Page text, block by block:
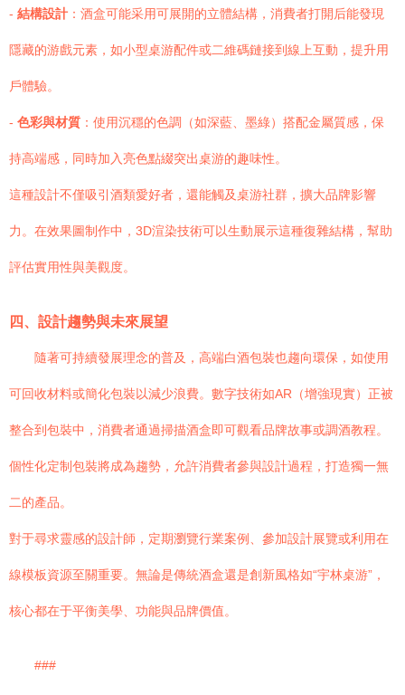
- 結構設計 ：酒盒可能采用可展開的立體結構，消費者打開后能發現
隱藏的游戲元素，如小型桌游配件或二維碼鏈接到線上互動，提升用
戶體驗。
- 色彩與材質 ：使用沉穩的色調（如深藍、墨綠）搭配金屬質感，保
持高端感，同時加入亮色點綴突出桌游的趣味性。
這種設計不僅吸引酒類愛好者，還能觸及桌游社群，擴大品牌影響
力。在效果圖制作中，3D渲染技術可以生動展示這種復雜結構，幫助
評估實用性與美觀度。
四、設計趨勢與未來展望
隨著可持續發展理念的普及，高端白酒包裝也趨向環保，如使用
可回收材料或簡化包裝以減少浪費。數字技術如AR（增強現實）正被
整合到包裝中，消費者通過掃描酒盒即可觀看品牌故事或調酒教程。
個性化定制包裝將成為趨勢，允許消費者參與設計過程，打造獨一無
二的產品。
對于尋求靈感的設計師，定期瀏覽行業案例、參加設計展覽或利用在
線模板資源至關重要。無論是傳統酒盒還是創新風格如“宇林桌游”，
核心都在于平衡美學、功能與品牌價值。
###